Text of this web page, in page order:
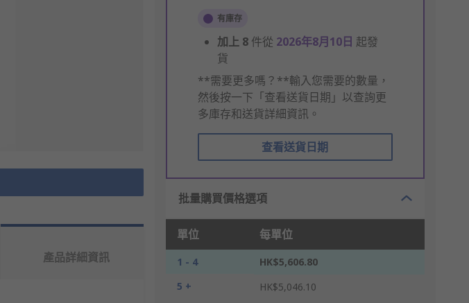
有庫存
加上 8 件從 2026年8月10日 起發
貨
**需要更多嗎？**輸入您需要的數量，
然後按一下「查看送貨日期」以查詢更
多庫存和送貨詳細資訊。
查看送貨日期
批量購買價格選項
單位 每單位
1 - 4
HK$5,606.80
5 +
HK$5,046.10
產品詳細資訊